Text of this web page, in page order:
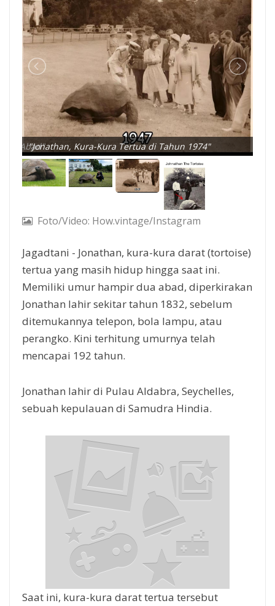
Abad"
"Jonathan, Kura-Kura Tertua di Tahun 1974"
Foto/Video: How.vintage/Instagram
Jagadtani - Jonathan, kura-kura darat (tortoise)
tertua yang masih hidup hingga saat ini.
Memiliki umur hampir dua abad, diperkirakan
Jonathan lahir sekitar tahun 1832, sebelum
ditemukannya telepon, bola lampu, atau
perangko. Kini terhitung umurnya telah
mencapai 192 tahun.
Jonathan lahir di Pulau Aldabra, Seychelles,
sebuah kepulauan di Samudra Hindia.
Saat ini, kura-kura darat tertua tersebut